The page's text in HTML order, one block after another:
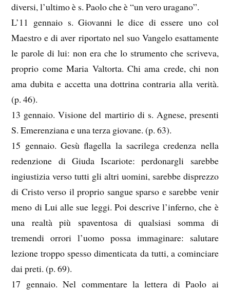
diversi, l’ultimo è s. Paolo che è “un vero uragano”.
L’11 gennaio s. Giovanni le dice di essere uno col
Maestro e di aver riportato nel suo Vangelo esattamente
le parole di lui: non era che lo strumento che scriveva,
proprio come Maria Valtorta. Chi ama crede, chi non
ama dubita e accetta una dottrina contraria alla verità.
(p. 46).
13 gennaio. Visione del martirio di s. Agnese, presenti
S. Emerenziana e una terza giovane. (p. 63).
15 gennaio. Gesù flagella la sacrilega credenza nella
redenzione di Giuda Iscariote: perdonargli sarebbe
ingiustizia verso tutti gli altri uomini, sarebbe disprezzo
di Cristo verso il proprio sangue sparso e sarebbe venir
meno di Lui alle sue leggi. Poi descrive l’inferno, che è
una realtà più spaventosa di qualsiasi somma di
tremendi orrori l’uomo possa immaginare: salutare
lezione troppo spesso dimenticata da tutti, a cominciare
dai preti. (p. 69).
17 gennaio. Nel commentare la lettera di Paolo ai